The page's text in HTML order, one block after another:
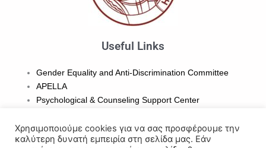
Useful Links
Gender Equality and Anti-Discrimination Committee
APELLA
Psychological & Counseling Support Center
Student Ombudsman
Library & Information Center
Χρησιμοποιούμε cookies για να σας προσφέρουμε την
καλύτερη δυνατή εμπειρία στη σελίδα μας. Εάν